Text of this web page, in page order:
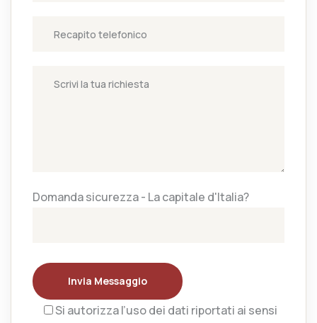
Domanda sicurezza - La capitale d'Italia?
Invia Messaggio
Si autorizza l’uso dei dati riportati ai sensi